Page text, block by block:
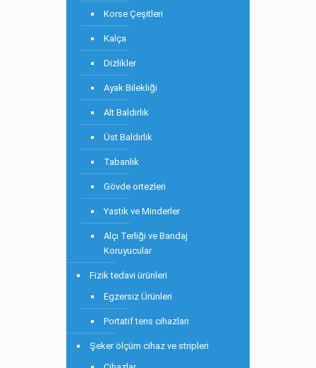
Korse Çeşitleri
Kalça
Dizlikler
Ayak Bilekliği
Alt Baldırlık
Üst Baldırlık
Tabanlık
Gövde ortezleri
Yastık ve Minderler
Alçı Terliği ve Bandaj
Koruyucular
Fizik tedavi ürünleri
Egzersiz Ürünleri
Portatif tens cihazları
Şeker ölçüm cihaz ve stripleri